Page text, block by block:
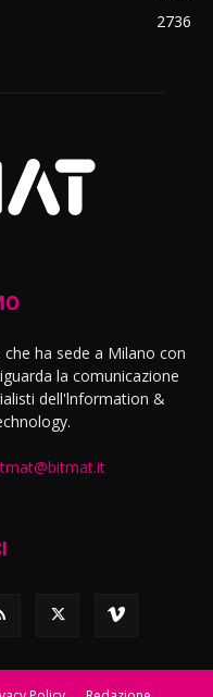
2736
ha sede a Milano con
la comunicazione
dell'lnformation &